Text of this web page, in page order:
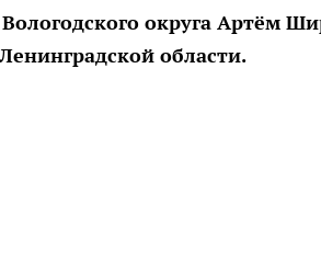
округа Артём
области.